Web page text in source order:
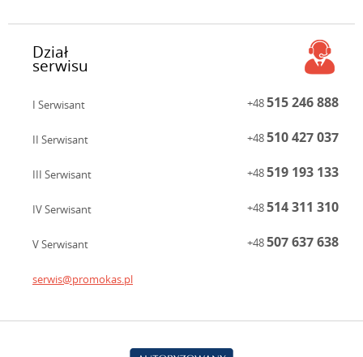
Dział
serwisu
I Serwisant +48515 246 888
II Serwisant +48510 427 037
III Serwisant +48519 193 133
IV Serwisant +48514 311 310
V Serwisant +48507 637 638
serwis@promokas.pl